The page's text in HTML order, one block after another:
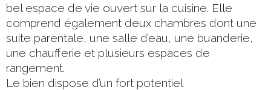
bel espace de vie ouvert sur la cuisine. Elle
comprend également deux chambres dont une
suite parentale, une salle d’eau, une buanderie,
une chaufferie et plusieurs espaces de
rangement.
Le bien dispose d’un fort potentiel